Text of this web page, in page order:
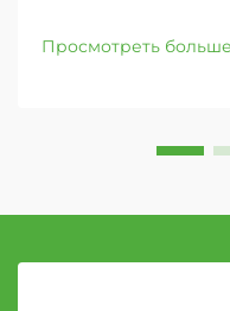
может значительно
работы, качество
Просмотреть больше